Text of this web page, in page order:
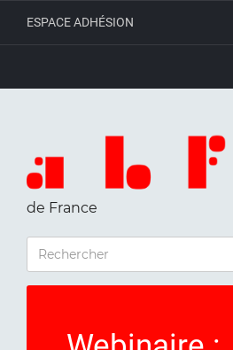
ESPACE ADHÉSION
de France
RECHERCHER